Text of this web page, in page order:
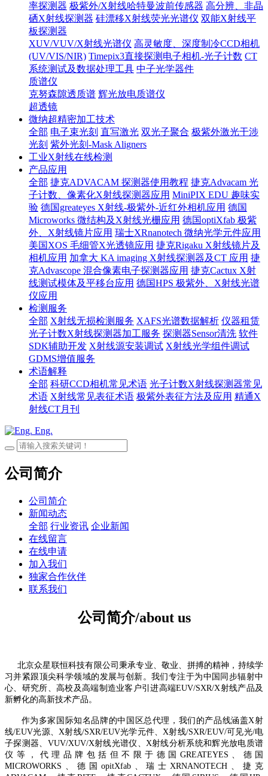
率探测器 极紫外/X射线哈特曼波前传感器 高分辨、非晶
硒X射线探测器 硅漂移X射线荧光光谱仪 双能X射线平
板探测器
XUV/VUV/X射线光谱仪 高灵敏度、深度制冷CCD相机
(UV/VIS/NIR) Timepix3直接探测电子相机-光子计数 CT
系统测试及数据处理工具 中子光学器件
质谱仪
克努森隙透质谱 辉光放电质谱仪
超透镜
微纳超精密加工技术
全部 电子束光刻 直写激光 双光子聚合 极紫外激光干涉
光刻 紫外光刻-Mask Aligners
工业X射线在线检测
产品应用
全部 捷克ADVACAM 探测器使用教程 捷克Advacam 光
子计数、像素化X射线探测器应用 MiniPIX EDU 趣味实
验 德国greateyes X射线-极紫外-近红外相机应用 德国
Microworks 微结构及X射线光栅应用 德国optiXfab 极紫
外、X射线镜片应用 瑞士XRnanotech 微纳光学元件应用
美国XOS 毛细管X光透镜应用 捷克Rigaku X射线镜片及
相机应用 加拿大 KA imaging X射线探测器及CT 应用 捷
克Advascope 混合像素电子探测器应用 捷克Cactux X射
线测试模体及平移台应用 德国HPS 极紫外、X射线光谱
仪应用
检测服务
全部 X射线无损检测服务 XAFS光谱数据解析 仪器租赁
光子计数X射线探测器加工服务 探测器Sensor清洗 软件
SDK辅助开发 X射线源安装调试 X射线光学组件调试
GDMS增值服务
术语解释
全部 科研CCD相机常见术语 光子计数X射线探测器常见
术语 X射线常见表征术语 极紫外表征方法及应用 精通X
射线CT月刊
Eng.
公司简介
公司简介
新闻动态
全部 行业资讯 企业新闻
在线留言
在线申请
加入我们
独家合作伙伴
联系我们
公司简介/about us
北京众星联恒科技有限公司秉承专业、敬业、拼搏的精神，持续学
习并紧跟顶尖科学领域的发展与创新。我们专注于为中国同步辐射中
心、研究所、高校及高端制造业客户引进高端EUV/SXR/X射线产品及
新孵化的高新技术产品。
作为多家国际知名品牌的中国区总代理，我们的产品线涵盖X射
线/EUV光源、X射线/SXR/EUV光学元件、X射线/SXR/EUV/可见光/电
子探测器、VUV/XUV/X射线光谱仪、X射线分析系统和辉光放电质谱
仪 等，代理品牌包括但不限于 德国GREATEYES、德国
MICROWORKS、德国opitXfab、瑞士XRNANOTECH、捷克